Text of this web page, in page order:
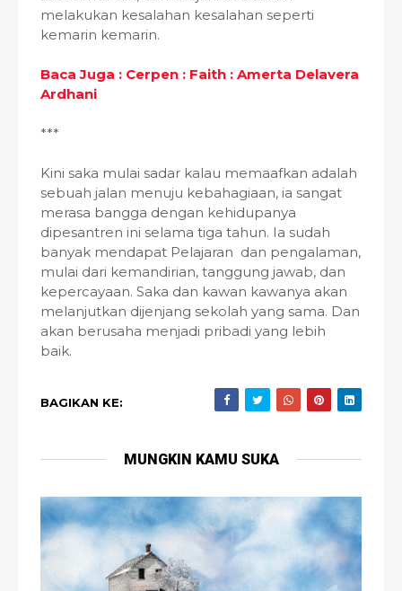
melakukan kesalahan kesalahan seperti
kemarin kemarin.
Baca Juga : Cerpen : Faith : Amerta Delavera
Ardhani
***
Kini saka mulai sadar kalau memaafkan adalah
sebuah jalan menuju kebahagiaan, ia sangat
merasa bangga dengan kehidupanya
dipesantren ini selama tiga tahun. Ia sudah
banyak mendapat Pelajaran dan pengalaman,
mulai dari kemandirian, tanggung jawab, dan
kepercayaan. Saka dan kawan kawanya akan
melanjutkan dijenjang sekolah yang sama. Dan
akan berusaha menjadi pribadi yang lebih
baik.
BAGIKAN KE:
MUNGKIN KAMU SUKA